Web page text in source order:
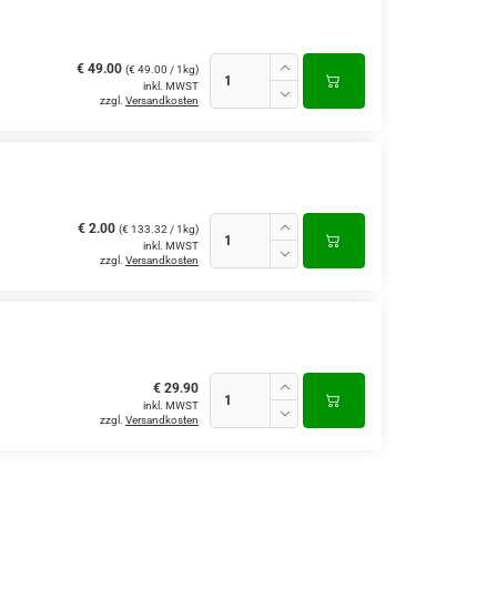
€ 49.00 (€ 49.00 / 1kg)
inkl. MWST
zzgl. Versandkosten
€ 2.00 (€ 133.32 / 1kg)
inkl. MWST
zzgl. Versandkosten
€ 29.90
inkl. MWST
zzgl. Versandkosten